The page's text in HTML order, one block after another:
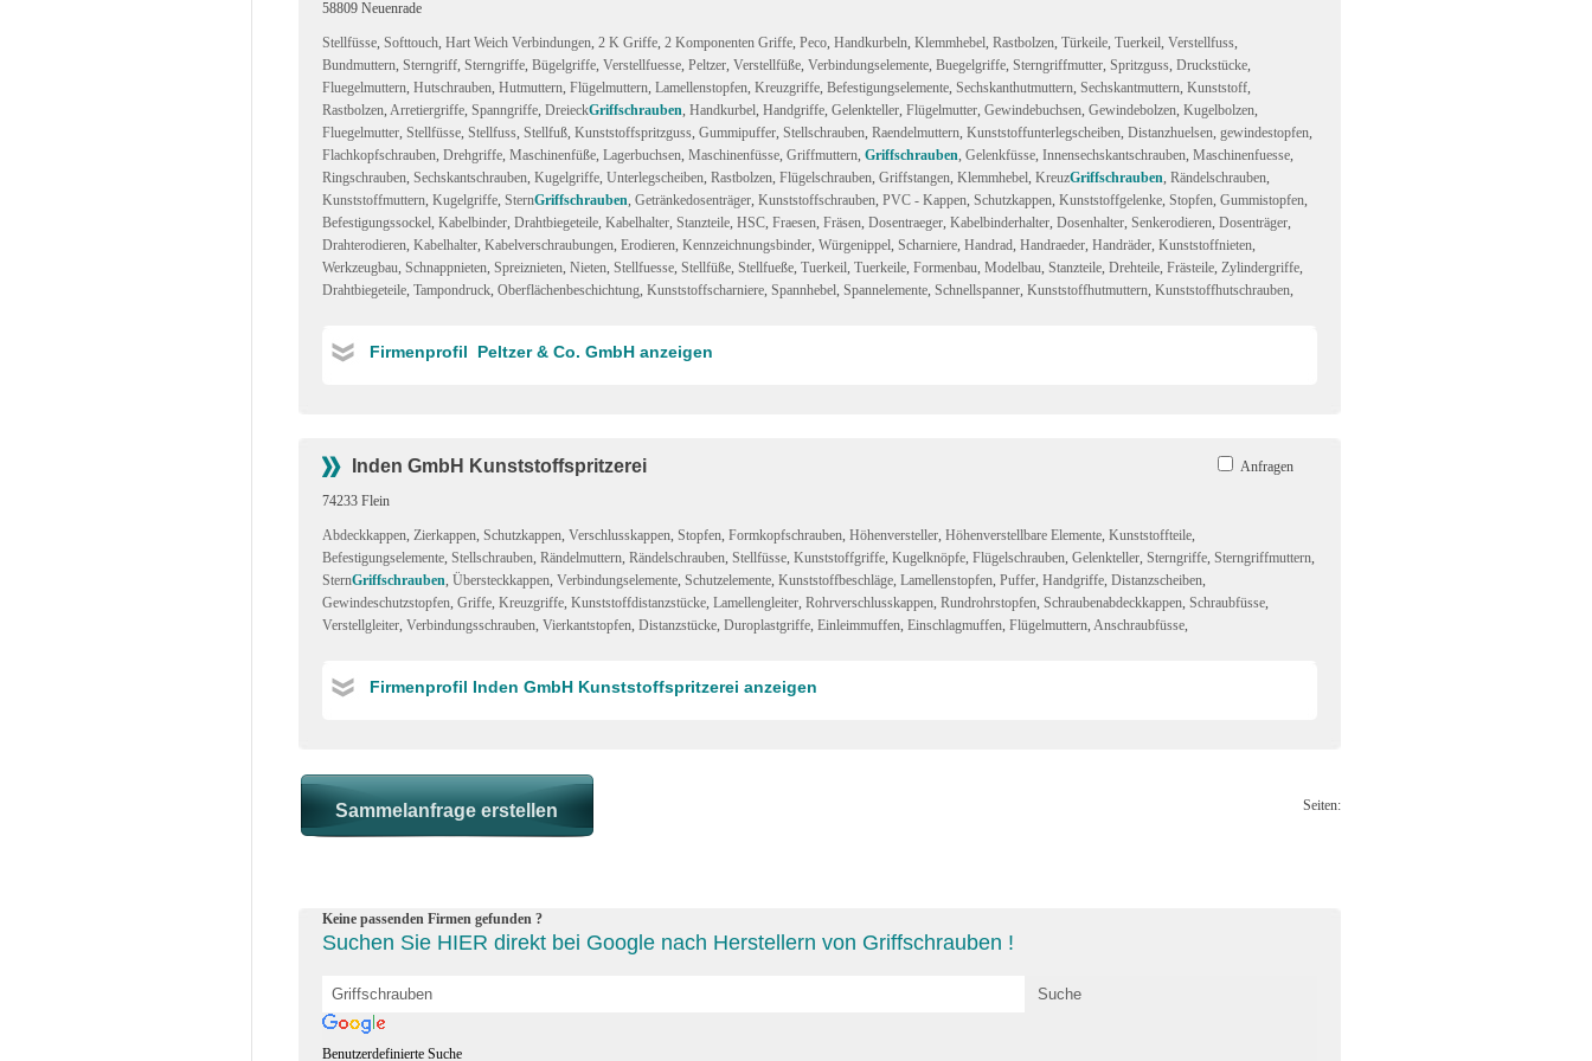
58809 Neuenrade
Stellfüsse, Softtouch, Hart Weich Verbindungen, 2 K Griffe, 2 Komponenten Griffe, Peco, Handkurbeln, Klemmhebel, Rastbolzen, Türkeile, Tuerkeil, Verstellfuss,
Bundmuttern, Sterngriff, Sterngriffe, Bügelgriffe, Verstellfuesse, Peltzer, Verstellfüße, Verbindungselemente, Buegelgriffe, Sterngriffmutter, Spritzguss, Druckstücke,
Fluegelmuttern, Hutschrauben, Hutmuttern, Flügelmuttern, Lamellenstopfen, Kreuzgriffe, Befestigungselemente, Sechskanthutmuttern, Sechskantmuttern, Kunststoff,
Rastbolzen, Arretiergriffe, Spanngriffe, DreieckGriffschrauben, Handkurbel, Handgriffe, Gelenkteller, Flügelmutter, Gewindebuchsen, Gewindebolzen, Kugelbolzen,
Fluegelmutter, Stellfüsse, Stellfuss, Stellfuß, Kunststoffspritzguss, Gummipuffer, Stellschrauben, Raendelmuttern, Kunststoffunterlegscheiben, Distanzhuelsen, gewindestopfen,
Flachkopfschrauben, Drehgriffe, Maschinenfüße, Lagerbuchsen, Maschinenfüsse, Griffmuttern, Griffschrauben, Gelenkfüsse, Innensechskantschrauben, Maschinenfuesse,
Ringschrauben, Sechskantschrauben, Kugelgriffe, Unterlegscheiben, Rastbolzen, Flügelschrauben, Griffstangen, Klemmhebel, KreuzGriffschrauben, Rändelschrauben,
Kunststoffmuttern, Kugelgriffe, SternGriffschrauben, Getränkedosenträger, Kunststoffschrauben, PVC - Kappen, Schutzkappen, Kunststoffgelenke, Stopfen, Gummistopfen,
Befestigungssockel, Kabelbinder, Drahtbiegeteile, Kabelhalter, Stanzteile, HSC, Fraesen, Fräsen, Dosentraeger, Kabelbinderhalter, Dosenhalter, Senkerodieren, Dosenträger,
Drahterodieren, Kabelhalter, Kabelverschraubungen, Erodieren, Kennzeichnungsbinder, Würgenippel, Scharniere, Handrad, Handraeder, Handräder, Kunststoffnieten,
Werkzeugbau, Schnappnieten, Spreiznieten, Nieten, Stellfuesse, Stellfüße, Stellfueße, Tuerkeil, Tuerkeile, Formenbau, Modelbau, Stanzteile, Drehteile, Frästeile, Zylindergriffe,
Drahtbiegeteile, Tampondruck, Oberflächenbeschichtung, Kunststoffscharniere, Spannhebel, Spannelemente, Schnellspanner, Kunststoffhutmuttern, Kunststoffhutschrauben,
Firmenprofil Peltzer & Co. GmbH anzeigen
Inden GmbH Kunststoffspritzerei Anfragen
74233 Flein
Abdeckkappen, Zierkappen, Schutzkappen, Verschlusskappen, Stopfen, Formkopfschrauben, Höhenversteller, Höhenverstellbare Elemente, Kunststoffteile,
Befestigungselemente, Stellschrauben, Rändelmuttern, Rändelschrauben, Stellfüsse, Kunststoffgriffe, Kugelknöpfe, Flügelschrauben, Gelenkteller, Sterngriffe, Sterngriffmuttern,
SternGriffschrauben, Übersteckkappen, Verbindungselemente, Schutzelemente, Kunststoffbeschläge, Lamellenstopfen, Puffer, Handgriffe, Distanzscheiben,
Gewindeschutzstopfen, Griffe, Kreuzgriffe, Kunststoffdistanzstücke, Lamellengleiter, Rohrverschlusskappen, Rundrohrstopfen, Schraubenabdeckkappen, Schraubfüsse,
Verstellgleiter, Verbindungsschrauben, Vierkantstopfen, Distanzstücke, Duroplastgriffe, Einleimmuffen, Einschlagmuffen, Flügelmuttern, Anschraubfüsse,
Firmenprofil Inden GmbH Kunststoffspritzerei anzeigen
Seiten:
Keine passenden Firmen gefunden ?
Suchen Sie HIER direkt bei Google nach Herstellern von Griffschrauben !
Benutzerdefinierte Suche